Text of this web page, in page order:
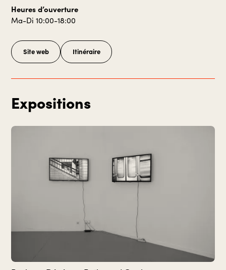
Heures d’ouverture
Ma-Di 10:00-18:00
Site web Itinéraire
Expositions